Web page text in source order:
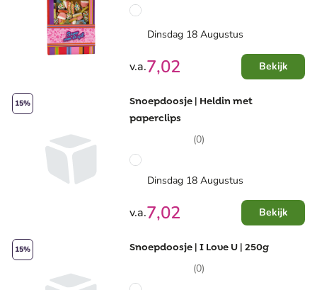
Dinsdag 18 Augustus
v.a.7,02 Bekijk
15%
Snoepdoosje | Heldin met
paperclips
(0)
Dinsdag 18 Augustus
v.a.7,02 Bekijk
15% Snoepdoosje | I Love U | 250g
(0)